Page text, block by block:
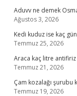
Aduvv ne demek
Ağustos 3, 2026
Kedi kuduz ise kaç
Temmuz 25, 2026
Araca kaç litre antifiriz
Temmuz 21, 2026
Çam kozalağı şurubu
Temmuz 19, 2026